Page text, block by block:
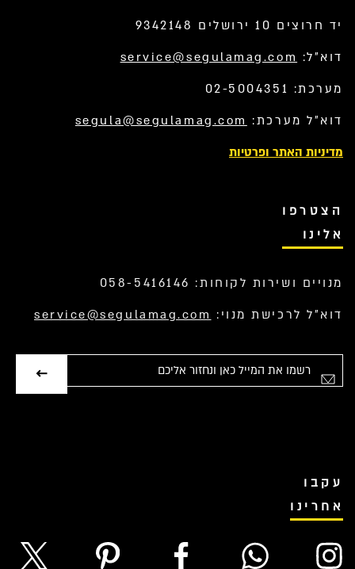
יד חרוצים 10 ירושלים 9342148
דוא”ל: service@segulamag.com
מערכת: 02-5004351
דוא”ל מערכת: segula@segulamag.com
מדיניות האתר ופרטיות
הצטרפו
אלינו
מנויים ושירות לקוחות: 058-5416146
דוא”ל לרכישת מנוי: service@segulamag.com
עקבו
אחרינו